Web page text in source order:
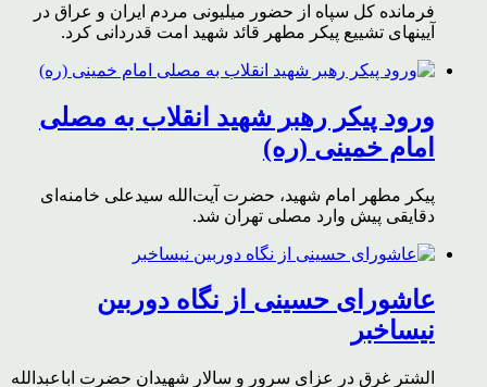
فرمانده کل سپاه از حضور میلیونی مردم ایران و عراق در
آیینهای تشییع پیکر مطهر قائد شهید امت قدردانی کرد.
ورود پیکر رهبر شهید انقلاب به مصلی
امام خمینی (ره)
پیکر مطهر امام شهید،‌ حضرت آیت‌الله سیدعلی خامنه‌ای
دقایقی پیش وارد مصلی تهران شد.
عاشورای حسینی از نگاه دوربین
نیساخبر
الشتر غرق در عزای سرور و سالار شهیدان حضرت اباعبدالله